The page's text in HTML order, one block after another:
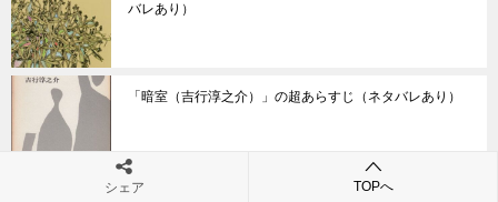
バレあり）
「暗室（吉行淳之介）」の超あらすじ（ネタバレあり）
シェア TOPへ